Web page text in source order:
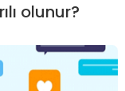
olunur?